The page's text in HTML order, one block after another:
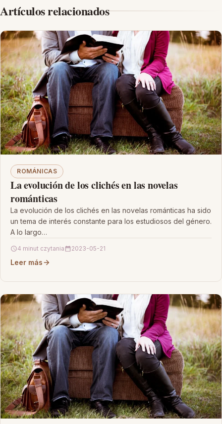
Artículos relacionados
ROMÁNICAS
La evolución de los clichés en las novelas
románticas
La evolución de los clichés en las novelas románticas ha sido
un tema de interés constante para los estudiosos del género.
A lo largo…
4 minut czytania 2023-05-21
Leer más